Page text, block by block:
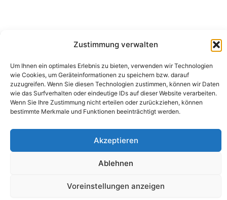
Zustimmung verwalten
Um Ihnen ein optimales Erlebnis zu bieten, verwenden wir Technologien
wie Cookies, um Geräteinformationen zu speichern bzw. darauf
zuzugreifen. Wenn Sie diesen Technologien zustimmen, können wir Daten
wie das Surfverhalten oder eindeutige IDs auf dieser Website verarbeiten.
Wenn Sie Ihre Zustimmung nicht erteilen oder zurückziehen, können
bestimmte Merkmale und Funktionen beeinträchtigt werden.
Akzeptieren
Ablehnen
Voreinstellungen anzeigen
Peter-Leardi-Weg 4, 8054 Graz
Steiermark / Österreich​
info@campingbergler.at​
Impressum
AGB
Widerrufsrecht und Formular
Datenschutzerklärung